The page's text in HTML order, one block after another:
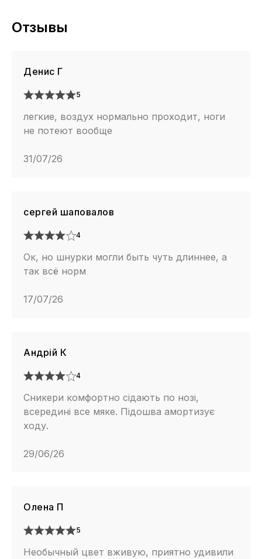
Отзывы
Денис Г
5
легкие, воздух нормально проходит, ноги
не потеют вообще
31/07/26
сергей шаповалов
4
Ок, но шнурки могли быть чуть длиннее, а
так всё норм
17/07/26
Андрій К
4
Сникери комфортно сідають по нозі,
всередині все мяке. Підошва амортизує
ходу.
29/06/26
Олена П
5
Необычный цвет вживую, приятно удивили